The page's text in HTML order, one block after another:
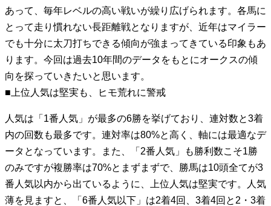
あって、毎年レベルの高い戦いが繰り広げられます。各馬に
とって走り慣れない長距離戦となりますが、近年はマイラー
でも十分に太刀打ちできる傾向が強まってきている印象もあ
ります。今回は過去10年間のデータをもとにオークスの傾
向を探っていきたいと思います。
■上位人気は堅実も、ヒモ荒れに警戒
人気は「1番人気」が最多の6勝を挙げており、連対数と3着
内の回数も最多です。連対率は80%と高く、軸には最適なデ
ータとなっています。また、「2番人気」も勝利数こそ1勝
のみですが複勝率は70%とまずまずで、勝馬は10頭全てが3
番人気以内から出ているように、上位人気は堅実です。人気
薄を見ますと、「6番人気以下」は2着4回、3着4回と2・3着